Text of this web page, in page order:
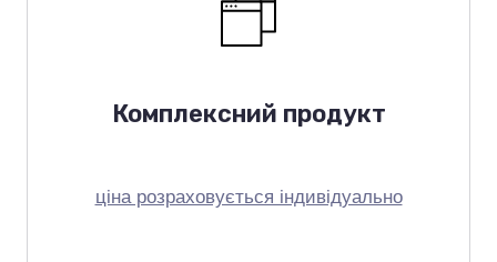
Комплексний продукт
ціна розраховується індивідуально